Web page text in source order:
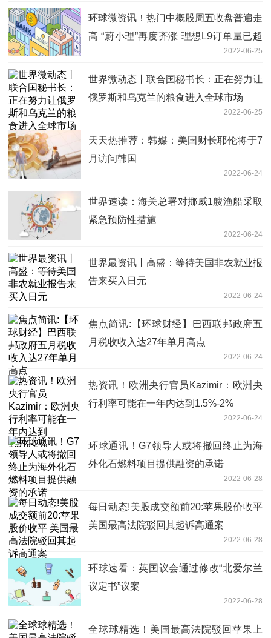
环球微资讯！热门中概股周五收盘普遍走
高 “蔚小理”再度齐涨 理想L9订单量已超
2022-06-25
世界微动态丨联合国秘书长：正在努力让
俄罗斯和乌克兰的粮食进入全球市场
2022-06-25
天天热推荐：韩媒：美国财长耶伦将于7
月访问韩国
2022-06-24
世界速读：海关总署对挪威1艘渔船采取
紧急预防性措施
2022-06-24
世界最资讯丨高盛：等待美国非农就业报
告来买入日元
2022-06-24
焦点简讯:【环球财经】巴西联邦政府五
月税收收入达27年单月高点
2022-06-24
热资讯！欧洲央行官员Kazimir：欧洲央
行利率可能在一年内达到1.5%-2%
2022-06-24
环球通讯！G7领导人或将撤回终止为海
外化石燃料项目提供融资的承诺
2022-06-28
每日动态!美股成交额前20:苹果股价收平
美国最高法院驳回其起诉高通案
2022-06-28
环球速看：英国议会通过修改“北爱尔兰
议定书”议案
2022-06-28
全球球精选！美国最高法院驳回苹果上